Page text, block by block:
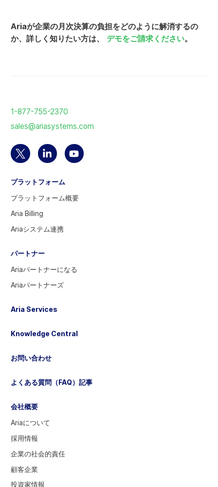
Ariaが企業の月次決算の負担をどのように解消するの
か、詳しく知りたい方は、
デモをご請求ください。
ペ
ー
ジ
戻
1-877-755-2370
sales@ariasystems.com
Twitter
カ
ウ
を
択
Linkedin
ア
カ
ト
YouTube
ウ
す
択
だ
プラットフォーム
プラットフォーム概要
Aria Billing
Ariaシステム連携
パートナー
Ariaパートナーになる
Ariaパートナーズ
会社概要
Ariaについて
採用情報
企業の社会的責任
顧客企業
投資家情報
Aria Services
Knowledge Central
お問い合わせ
よくある質問（FAQ）記事